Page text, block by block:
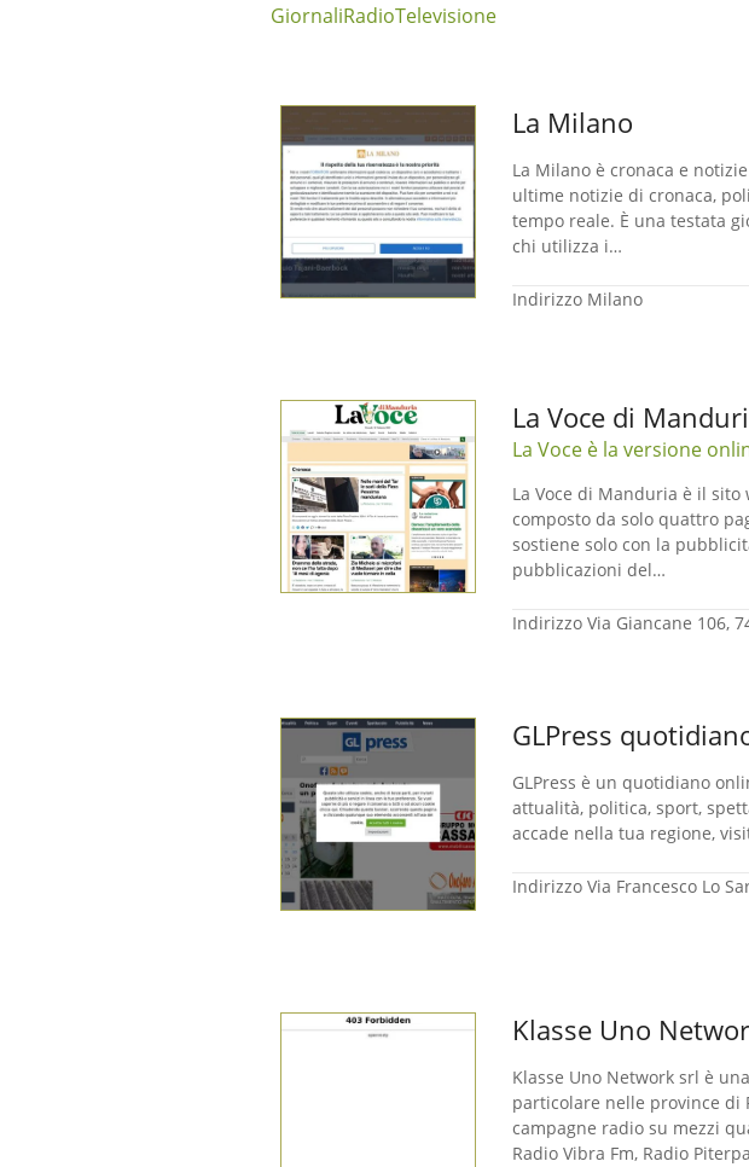
GiornaliRadioTelevisione
La Milano
La Milano è cronaca e
ultime notizie di cronaca,
tempo reale. È una testata
chi utilizza i…
Indirizzo Milano
La Voce di
La Voce è la versione
La Voce di Manduria è il
composto da solo quattro
sostiene solo con la
pubblicazioni del…
Indirizzo Via Giancane 106,
GLPress
GLPress è un quotidiano
attualità, politica, sport,
accade nella tua regione,
Indirizzo Via Francesco Lo
Klasse Uno
Klasse Uno Network srl è
particolare nelle province di
campagne radio su mezzi
Radio Vibra Fm, Radio